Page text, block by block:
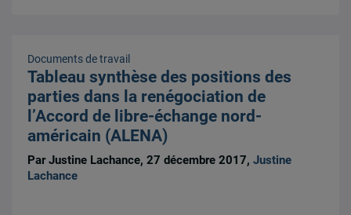
Documents de travail
Tableau synthèse des positions des
parties dans la renégociation de
l’Accord de libre-échange nord-
américain (ALENA)
Par Justine Lachance, 27 décembre 2017,Justine
Lachance